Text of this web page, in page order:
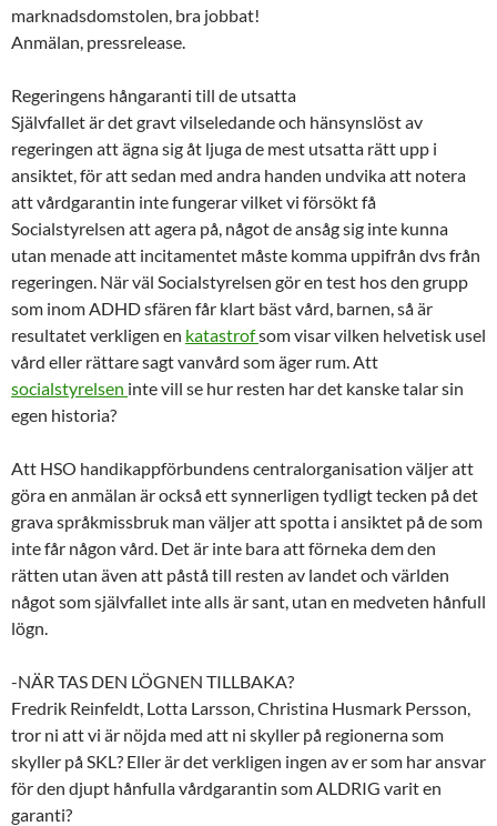
marknadsdomstolen, bra jobbat!
Anmälan, pressrelease.
Regeringens hångaranti till de utsatta
Självfallet är det gravt vilseledande och hänsynslöst av
regeringen att ägna sig åt ljuga de mest utsatta rätt upp i
ansiktet, för att sedan med andra handen undvika att notera
att vårdgarantin inte fungerar vilket vi försökt få
Socialstyrelsen att agera på, något de ansåg sig inte kunna
utan menade att incitamentet måste komma uppifrån dvs från
regeringen. När väl Socialstyrelsen gör en test hos den grupp
som inom ADHD sfären får klart bäst vård, barnen, så är
resultatet verkligen en katastrofsom visar vilken helvetisk usel
vård eller rättare sagt vanvård som äger rum. Att
socialstyrelsen inte vill se hur resten har det kanske talar sin
egen historia?
Att HSO handikappförbundens centralorganisation väljer att
göra en anmälan är också ett synnerligen tydligt tecken på det
grava språkmissbruk man väljer att spotta i ansiktet på de som
inte får någon vård. Det är inte bara att förneka dem den
rätten utan även att påstå till resten av landet och världen
något som självfallet inte alls är sant, utan en medveten hånfull
lögn.
-NÄR TAS DEN LÖGNEN TILLBAKA?
Fredrik Reinfeldt, Lotta Larsson, Christina Husmark Persson,
tror ni att vi är nöjda med att ni skyller på regionerna som
skyller på SKL? Eller är det verkligen ingen av er som har ansvar
för den djupt hånfulla vårdgarantin som ALDRIG varit en
garanti?